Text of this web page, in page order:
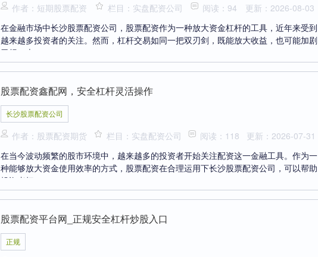
作者：短期股票配资 栏目：实盘配资公司 阅读：94
更新：2026-08-03
在金融市场中长沙股票配资公司，股票配资作为一种放大资金杠杆的工具，近年来受到
越来越多投资者的关注。然而，杠杆交易如同一把双刃剑，既能放大收益，也可能加剧
亏损。本....
股票配资鑫配网，安全杠杆灵活操作
长沙股票配资公司
作者：股票配资期货 栏目：实盘配资公司 阅读：118
更新：2026-07-31
在当今波动频繁的股市环境中，越来越多的投资者开始关注配资这一金融工具。作为一
种能够放大资金使用效率的方式，股票配资在合理运用下长沙股票配资公司，可以帮助
投资者把....
股票配资平台网_正规安全杠杆炒股入口
正规